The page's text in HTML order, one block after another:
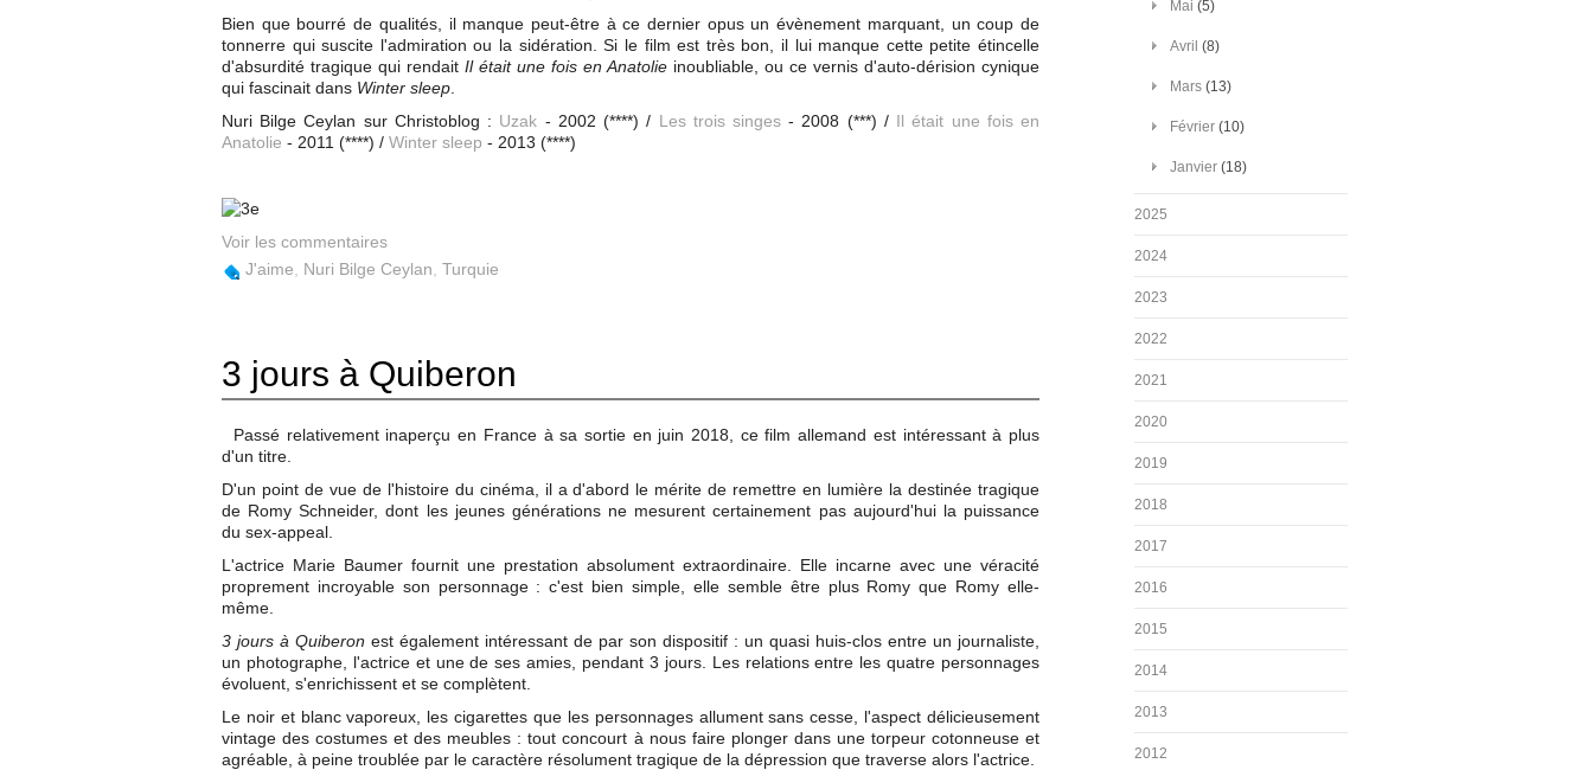
Bien que bourré de qualités, il manque peut-être à ce dernier opus un évènement marquant, un coup de
tonnerre qui suscite l'admiration ou la sidération. Si le film est très bon, il lui manque cette petite étincelle
d'absurdité tragique qui rendait Il était une fois en Anatolie inoubliable, ou ce vernis d'auto-dérision cynique
qui fascinait dans Winter sleep
Nuri Bilge Ceylan sur Christoblog : Uzak - 2002 (****) / Les trois singes - 2008 (***) / Il était une fois en
Anatolie - 2011 (****) / Winter sleep - 2013 (****)
Voir les commentaires
J'aime
Nuri Bilge Ceylan Turquie
3 jours à Quiberon
Passé relativement inaperçu en France à sa sortie en juin 2018, ce film allemand est intéressant à plus
d'un titre.
D'un point de vue de l'histoire du cinéma, il a d'abord le mérite de remettre en lumière la destinée tragique
de Romy Schneider, dont les jeunes générations ne mesurent certainement pas aujourd'hui la puissance
du sex-appeal.
L'actrice Marie Baumer fournit une prestation absolument extraordinaire. Elle incarne avec une véracité
proprement incroyable son personnage : c'est bien simple, elle semble être plus Romy que Romy elle-
même.
3 jours à Quiberon est également intéressant de par son dispositif : un quasi huis-clos entre un journaliste,
un photographe, l'actrice et une de ses amies, pendant 3 jours. Les relations entre les quatre personnages
évoluent, s'enrichissent et se complètent.
Le noir et blanc vaporeux, les cigarettes que les personnages allument sans cesse, l'aspect délicieusement
vintage des costumes et des meubles : tout concourt à nous faire plonger dans une torpeur cotonneuse et
agréable, à peine troublée par le caractère résolument tragique de la dépression que traverse alors l'actrice.
Mai (5)
Avril (8)
Mars (13)
Février (10)
Janvier (18)
2025
2024
2023
2022
2021
2020
2019
2018
2017
2016
2015
2014
2013
2012